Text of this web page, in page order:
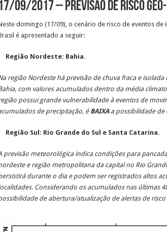
17/09/2017 – Previsão de Risco
domingo (17/09), o cenário de risco de eventos
é apresentado a seguir:
Região Nordeste: Bahia.
região Nordeste há previsão de chuva fraca e
com valores acumulados dentro da média
possui grande vulnerabilidade à eventos de
de precipitação, éBAIXAa possibilidade de
Região Sul: Rio Grande do Sul e Santa Catarina.
previsão meteorológica indica condições para
e região metropolitana da capital no Rio
durante o dia e podem ser registrados altos
Considerando os acumulados nas últimas
de abertura/atualização de alertas de risco